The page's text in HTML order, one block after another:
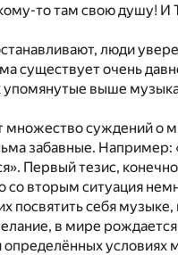
то там свою душу! И
люди
существует очень
выше
суждений о
забавные. Например:
Первый тезис,
со вторым ситуация
себя музыке,
в мире
условиях